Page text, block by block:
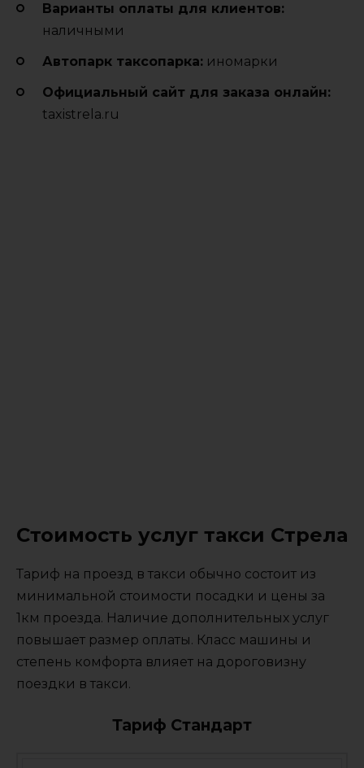
Варианты оплаты для клиентов:
наличными
Автопарк таксопарка: иномарки
Официальный сайт для заказа онлайн:
taxistrela.ru
Стоимость услуг такси Стрела
Тариф на проезд в такси обычно состоит из
минимальной стоимости посадки и цены за
1км проезда. Наличие дополнительных услуг
повышает размер оплаты. Класс машины и
степень комфорта влияет на дороговизну
поездки в такси.
Тариф Стандарт